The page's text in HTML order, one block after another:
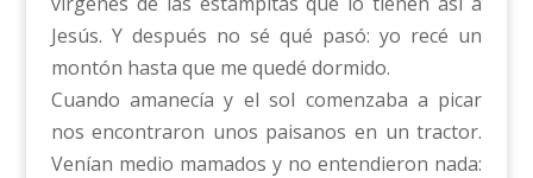
Jesús. Y después no sé qué pasó: yo recé un
montón hasta que me quedé dormido.
Cuando amanecía y el sol comenzaba a picar
nos encontraron unos paisanos en un tractor.
Venían medio mamados y no entendieron nada: